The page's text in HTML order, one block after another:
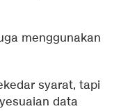
menggunakan
syarat, tapi
data